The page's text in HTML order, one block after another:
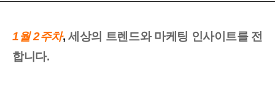
1월 2주차,세상의 트렌드와 마케팅 인사이트를 전
합니다.